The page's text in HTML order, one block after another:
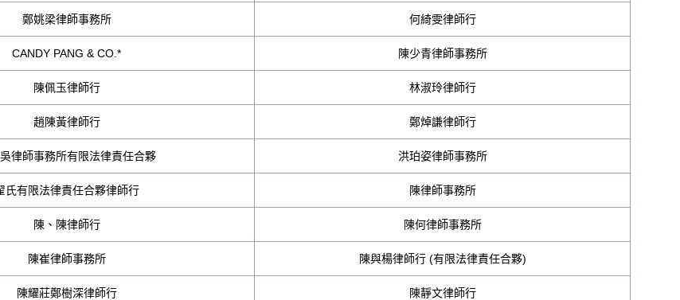
鄭姚梁律師事務所 何綺雯律師行
CANDY PANG & CO.* 陳少青律師事務所
陳佩玉律師行 林淑玲律師行
趙陳黃律師行 鄭焯謙律師行
律師事務所有限法律責任合夥 洪珀姿律師事務所
氏有限法律責任合夥律師行 陳律師事務所
陳、陳律師行 陳何律師事務所
陳崔律師事務所 陳與楊律師行 (有限法律責任合夥)
陳耀莊鄭樹深律師行 陳靜文律師行